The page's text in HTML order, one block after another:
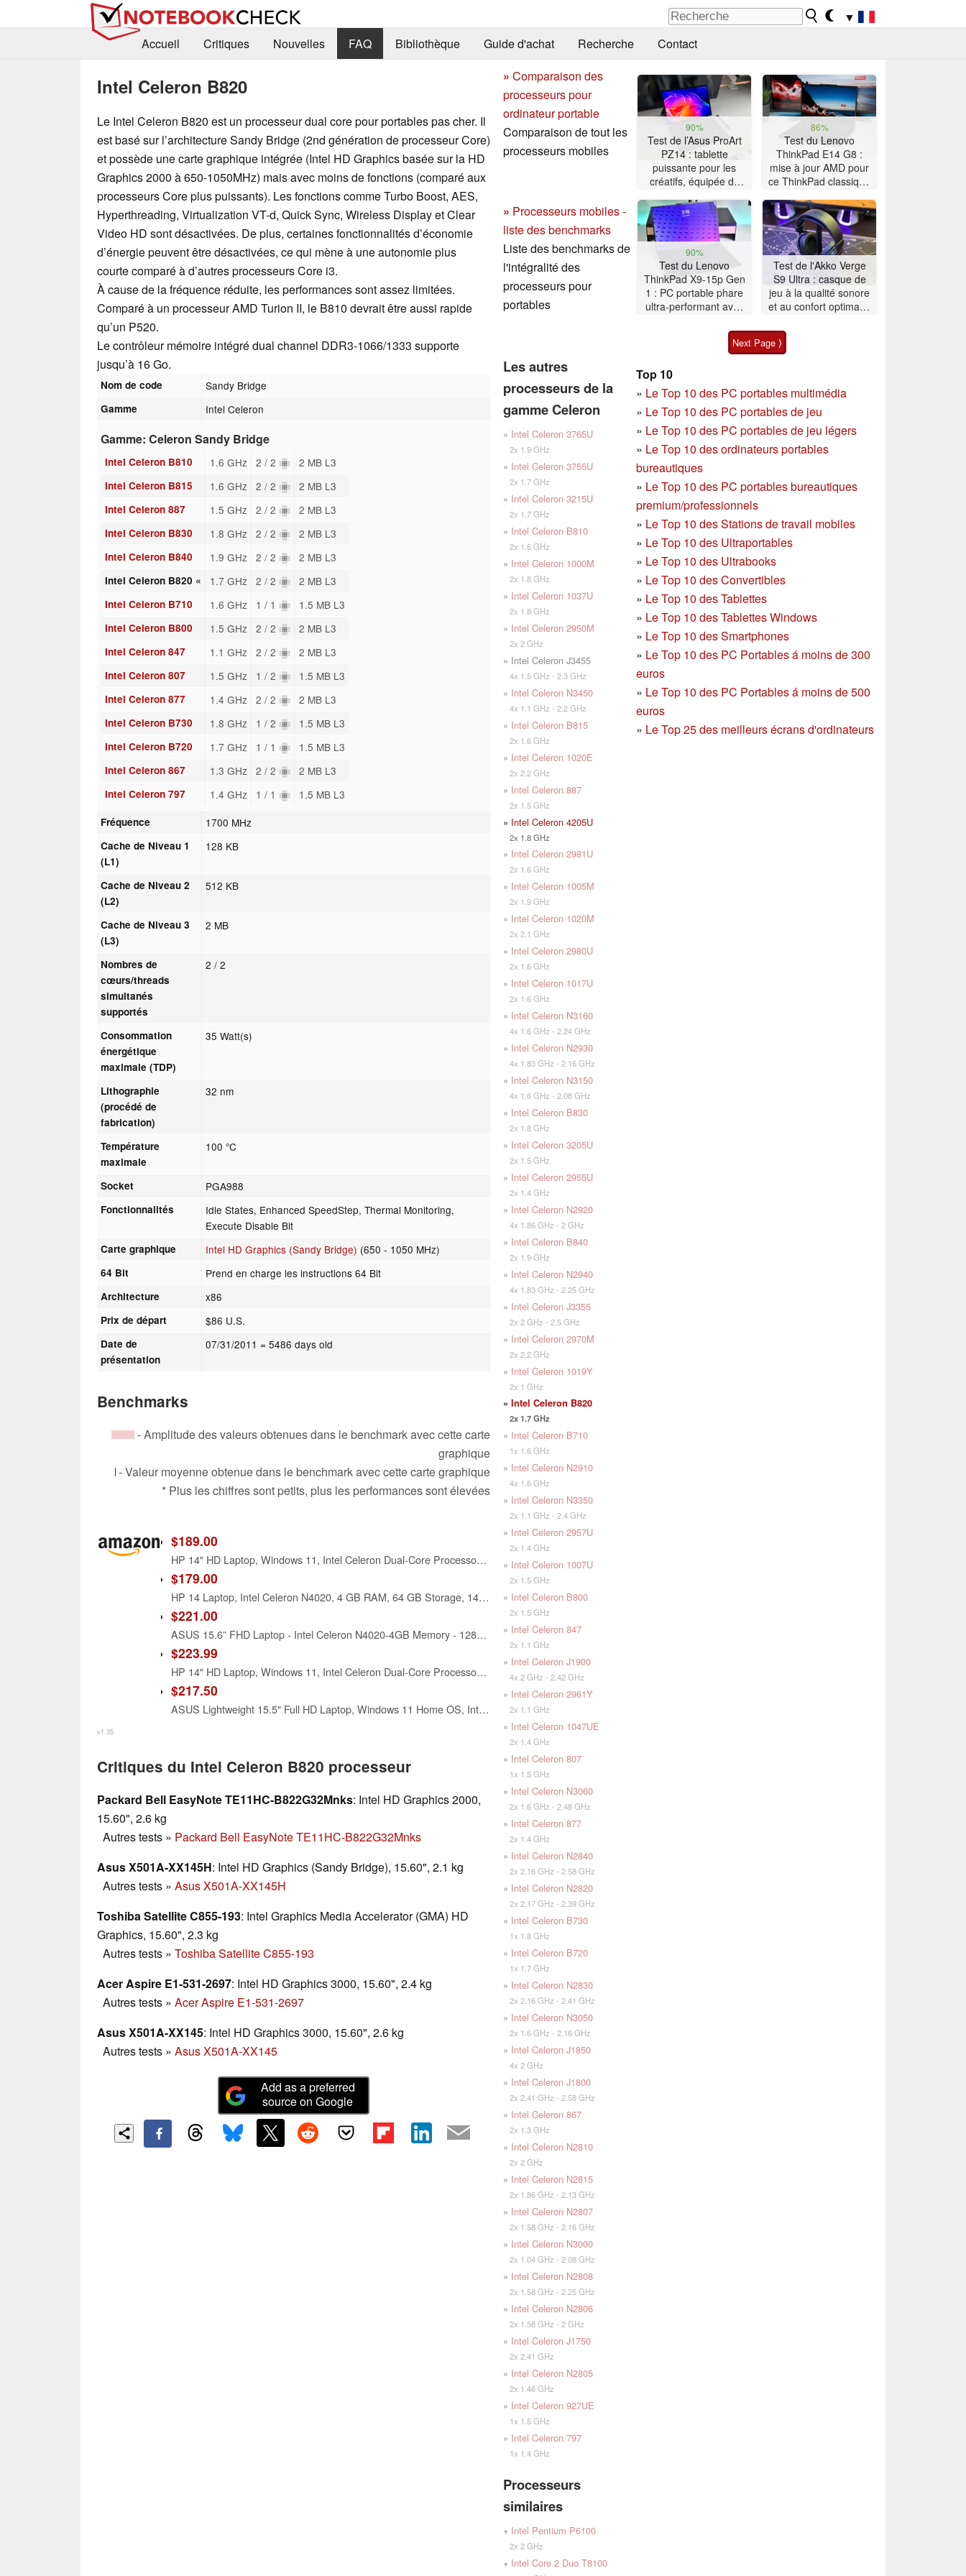
▼
Accueil
Critiques Nouvelles FAQ Bibliothèque Guide d'achat Recherche Contact
Intel Celeron B820
Le Intel Celeron B820 est un processeur dual core pour portables pas cher. Il
est basé sur l’architecture Sandy Bridge (2nd génération de processeur Core)
et possède une carte graphique intégrée (Intel HD Graphics basée sur la HD
Graphics 2000 à 650-1050MHz) mais avec moins de fonctions (comparé aux
processeurs Core plus puissants). Les fonctions comme Turbo Boost, AES,
Hyperthreading, Virtualization VT-d, Quick Sync, Wireless Display et Clear
Video HD sont désactivées. De plus, certaines fonctionnalités d’économie
d’énergie peuvent être désactivées, ce qui mène à une autonomie plus
courte comparé à d’autres processeurs Core i3.
À cause de la fréquence réduite, les performances sont assez limitées.
Comparé à un processeur AMD Turion II, le B810 devrait être aussi rapide
qu’un P520.
Le contrôleur mémoire intégré dual channel DDR3-1066/1333 supporte
jusqu’à 16 Go.
Nom de code Sandy Bridge
Gamme Intel Celeron
Gamme: Celeron Sandy Bridge
Intel Celeron B810 1.6 GHz 2 / 2 2 MB L3
Intel Celeron B815 1.6 GHz 2 / 2 2 MB L3
Intel Celeron 887 1.5 GHz 2 / 2 2 MB L3
Intel Celeron B830 1.8 GHz 2 / 2 2 MB L3
Intel Celeron B840 1.9 GHz 2 / 2 2 MB L3
Intel Celeron B820 « 1.7 GHz 2 / 2 2 MB L3
Intel Celeron B710 1.6 GHz 1 / 1 1.5 MB L3
Intel Celeron B800 1.5 GHz 2 / 2 2 MB L3
Intel Celeron 847 1.1 GHz 2 / 2 2 MB L3
Intel Celeron 807 1.5 GHz 1 / 2 1.5 MB L3
Intel Celeron 877 1.4 GHz 2 / 2 2 MB L3
Intel Celeron B730 1.8 GHz 1 / 2 1.5 MB L3
Intel Celeron B720 1.7 GHz 1 / 1 1.5 MB L3
Intel Celeron 867 1.3 GHz 2 / 2 2 MB L3
Intel Celeron 797 1.4 GHz 1 / 1 1.5 MB L3
Fréquence 1700 MHz
Cache de Niveau 1
(L1)
128 KB
Cache de Niveau 2
(L2)
512 KB
Cache de Niveau 3
(L3)
2 MB
Nombres de
cœurs/threads
simultanés
supportés
2 / 2
Consommation
énergétique
maximale (TDP)
35 Watt(s)
Lithographie
(procédé de
fabrication)
32 nm
Température
maximale
100 °C
Socket PGA988
Fonctionnalités
Idle States, Enhanced SpeedStep, Thermal Monitoring,
Execute Disable Bit
Carte graphique Intel HD Graphics (Sandy Bridge) (650 - 1050 MHz)
64 Bit Prend en charge les instructions 64 Bit
Architecture x86
Prix de départ $86 U.S.
Date de
présentation
07/31/2011 = 5486 days old
Benchmarks
- Amplitude des valeurs obtenues dans le benchmark avec cette carte
graphique
- Valeur moyenne obtenue dans le benchmark avec cette carte graphique
* Plus les chiffres sont petits, plus les performances sont élevées
$189.00
HP 14" HD Laptop, Windows 11, Intel Celeron Dual-Core Processor Up to 2.60GHz, 4GB RAM, 64GB SSD, Webcam(Renewed)
$179.00
HP 14 Laptop, Intel Celeron N4020, 4 GB RAM, 64 GB Storage, 14-inch Micro-Edge HD Display, Windows 11 Home, Thin & Portable, 4K Graphics, One Year of Microsoft 365 (14-dq0010nr, Indigo Blue)
$221.00
ASUS 15.6” FHD Laptop - Intel Celeron N4020-4GB Memory - 128GB Storage - Windows 11 Home in S Mode - Star Black - L510MA-TH04
$223.99
HP 14" HD Laptop, Windows 11, Intel Celeron Dual-Core Processor Up to 2.60GHz, 4GB RAM, 64GB SSD, Webcam, Dale Pink (Renewed)
$217.50
ASUS Lightweight 15.5" Full HD Laptop, Windows 11 Home OS, Intel Celeron Processor Up to 2.76GHz, 4GB LPDDR4, 128GB SSD, Backlit Keyboard, Star Black (Renewed)
v1.35
Critiques du Intel Celeron B820 processeur
Packard Bell EasyNote TE11HC-B822G32Mnks: Intel HD Graphics 2000,
15.60", 2.6 kg
Autres tests » Packard Bell EasyNote TE11HC-B822G32Mnks
Asus X501A-XX145H: Intel HD Graphics (Sandy Bridge), 15.60", 2.1 kg
Autres tests » Asus X501A-XX145H
Toshiba Satellite C855-193: Intel Graphics Media Accelerator (GMA) HD
Graphics, 15.60", 2.3 kg
Autres tests » Toshiba Satellite C855-193
Acer Aspire E1-531-2697: Intel HD Graphics 3000, 15.60", 2.4 kg
Autres tests » Acer Aspire E1-531-2697
Asus X501A-XX145: Intel HD Graphics 3000, 15.60", 2.6 kg
Autres tests » Asus X501A-XX145
Add as a preferred
source on Google
» Comparaison des
processeurs pour
ordinateur portable
Comparaison de tout les
processeurs mobiles
» Processeurs mobiles -
liste des benchmarks
Liste des benchmarks de
l'intégralité des
processeurs pour
portables
Les autres
processeurs de la
gamme Celeron
» Intel Celeron 3765U
2x 1.9 GHz
» Intel Celeron 3755U
2x 1.7 GHz
» Intel Celeron 3215U
2x 1.7 GHz
» Intel Celeron B810
2x 1.6 GHz
» Intel Celeron 1000M
2x 1.8 GHz
» Intel Celeron 1037U
2x 1.8 GHz
» Intel Celeron 2950M
2x 2 GHz
» Intel Celeron J3455
4x 1.5 GHz - 2.3 GHz
» Intel Celeron N3450
4x 1.1 GHz - 2.2 GHz
» Intel Celeron B815
2x 1.6 GHz
» Intel Celeron 1020E
2x 2.2 GHz
» Intel Celeron 887
2x 1.5 GHz
» Intel Celeron 4205U
2x 1.8 GHz
» Intel Celeron 2981U
2x 1.6 GHz
» Intel Celeron 1005M
2x 1.9 GHz
» Intel Celeron 1020M
2x 2.1 GHz
» Intel Celeron 2980U
2x 1.6 GHz
» Intel Celeron 1017U
2x 1.6 GHz
» Intel Celeron N3160
4x 1.6 GHz - 2.24 GHz
» Intel Celeron N2930
4x 1.83 GHz - 2.16 GHz
» Intel Celeron N3150
4x 1.6 GHz - 2.08 GHz
» Intel Celeron B830
2x 1.8 GHz
» Intel Celeron 3205U
2x 1.5 GHz
» Intel Celeron 2955U
2x 1.4 GHz
» Intel Celeron N2920
4x 1.86 GHz - 2 GHz
» Intel Celeron B840
2x 1.9 GHz
» Intel Celeron N2940
4x 1.83 GHz - 2.25 GHz
» Intel Celeron J3355
2x 2 GHz - 2.5 GHz
» Intel Celeron 2970M
2x 2.2 GHz
» Intel Celeron 1019Y
2x 1 GHz
» Intel Celeron B820
2x 1.7 GHz
» Intel Celeron B710
1x 1.6 GHz
» Intel Celeron N2910
4x 1.6 GHz
» Intel Celeron N3350
2x 1.1 GHz - 2.4 GHz
» Intel Celeron 2957U
2x 1.4 GHz
» Intel Celeron 1007U
2x 1.5 GHz
» Intel Celeron B800
2x 1.5 GHz
» Intel Celeron 847
2x 1.1 GHz
» Intel Celeron J1900
4x 2 GHz - 2.42 GHz
» Intel Celeron 2961Y
2x 1.1 GHz
» Intel Celeron 1047UE
2x 1.4 GHz
» Intel Celeron 807
1x 1.5 GHz
» Intel Celeron N3060
2x 1.6 GHz - 2.48 GHz
» Intel Celeron 877
2x 1.4 GHz
» Intel Celeron N2840
2x 2.16 GHz - 2.58 GHz
» Intel Celeron N2820
2x 2.17 GHz - 2.39 GHz
» Intel Celeron B730
1x 1.8 GHz
» Intel Celeron B720
1x 1.7 GHz
» Intel Celeron N2830
2x 2.16 GHz - 2.41 GHz
» Intel Celeron N3050
2x 1.6 GHz - 2.16 GHz
» Intel Celeron J1850
4x 2 GHz
» Intel Celeron J1800
2x 2.41 GHz - 2.58 GHz
» Intel Celeron 867
2x 1.3 GHz
» Intel Celeron N2810
2x 2 GHz
» Intel Celeron N2815
2x 1.86 GHz - 2.13 GHz
» Intel Celeron N2807
2x 1.58 GHz - 2.16 GHz
» Intel Celeron N3000
2x 1.04 GHz - 2.08 GHz
» Intel Celeron N2808
2x 1.58 GHz - 2.25 GHz
» Intel Celeron N2806
2x 1.58 GHz - 2 GHz
» Intel Celeron J1750
2x 2.41 GHz
» Intel Celeron N2805
2x 1.46 GHz
» Intel Celeron 927UE
1x 1.5 GHz
» Intel Celeron 797
1x 1.4 GHz
Processeurs
similaires
+ Intel Pentium P6100
2x 2 GHz
+ Intel Core 2 Duo T8100
90%
Test de l’Asus ProArt
PZ14 : tablette
puissante pour les
créatifs, équipée du
86%
Test du Lenovo
ThinkPad E14 G8 :
mise à jour AMD pour
ce ThinkPad classique
90%
Test du Lenovo
ThinkPad X9-15p Gen
1 : PC portable phare
ultra-performant avec
Test de l'Akko Verge
S9 Ultra : casque de
jeu à la qualité sonore
et au confort optimaux
Next Page ⟩
Top 10
» Le Top 10 des PC portables multimédia
» Le Top 10 des PC portables de jeu
» Le Top 10 des PC portables de jeu légers
» Le Top 10 des ordinateurs portables
bureautiques
» Le Top 10 des PC portables bureautiques
premium/professionnels
» Le Top 10 des Stations de travail mobiles
» Le Top 10 des Ultraportables
» Le Top 10 des Ultrabooks
» Le Top 10 des Convertibles
» Le Top 10 des Tablettes
» Le Top 10 des Tablettes Windows
» Le Top 10 des Smartphones
» Le Top 10 des PC Portables á moins de 300
euros
» Le Top 10 des PC Portables á moins de 500
euros
» Le Top 25 des meilleurs écrans d'ordinateurs